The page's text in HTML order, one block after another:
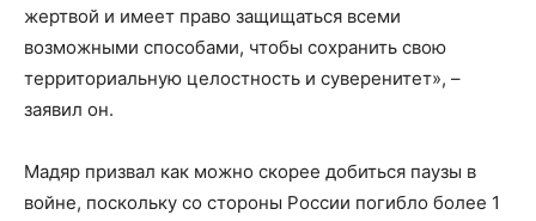
жертвой и имеет право защищаться всеми
возможными способами, чтобы сохранить свою
территориальную целостность и суверенитет», –
заявил он.
Мадяр призвал как можно скорее добиться паузы в
войне, поскольку со стороны России погибло более 1